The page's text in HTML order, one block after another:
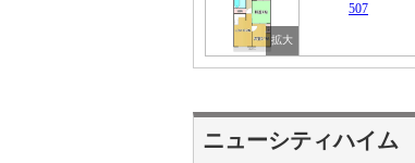
507
ニューシティハイム